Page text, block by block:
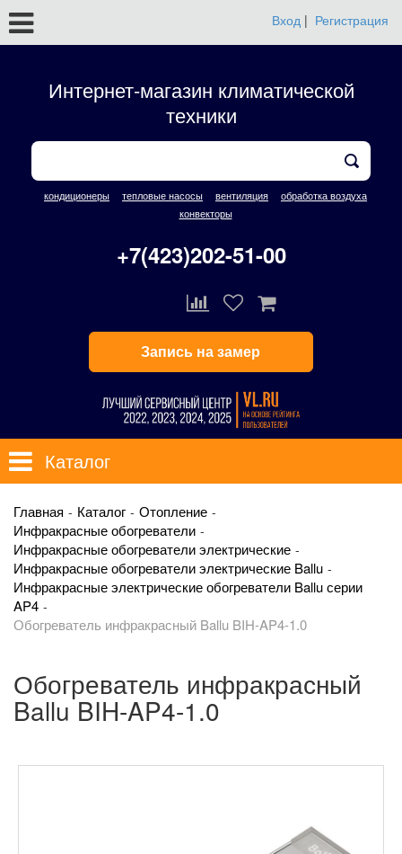
Вход | Регистрация
Интернет-магазин климатической
техники
кондиционеры тепловые насосы вентиляция
обработка воздуха
конвекторы
+7(423)202-51-00
Запись на замер
Каталог
Главная Каталог
Отопление
Инфракрасные обогреватели
Инфракрасные обогреватели электрические
Инфракрасные обогреватели электрические Ballu
Инфракрасные электрические обогреватели Ballu серии
AP4
Обогреватель инфракрасный Ballu BIH-AP4-1.0
Обогреватель инфракрасный
Ballu BIH-AP4-1.0